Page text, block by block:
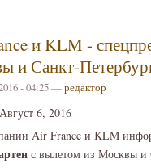
и KLM -
и Санкт-
- 04:25 —редактор
Август 6, 2016
Air France и KLM
с вылетом из Москвы и